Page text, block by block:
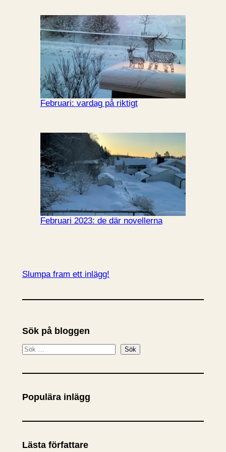
Februari: vardag på riktigt
Februari 2023: de där novellerna
Slumpa fram ett inlägg!
Sök på bloggen
S
k
Sök
Populära inlägg
Lästa författare